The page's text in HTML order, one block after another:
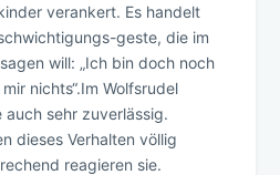
verankert. Es handelt
geste, die im
will: „Ich bin doch noch
nichts“.Im Wolfsrudel
sehr zuverlässig.
dieses Verhalten völlig
reagieren sie.